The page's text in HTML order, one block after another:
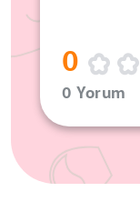
0
0 Yorum